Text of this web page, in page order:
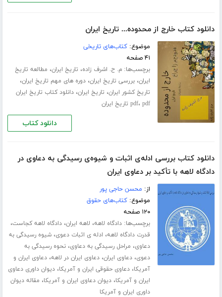
دانلود کتاب خارج از محدوده... تاریخ ایران
موضوع:کتاب‌های تاریخی
۴۱ صفحه
برچسب‌ها:م. ح. اشرف زاده، تاریخ ایران، مطالعه تاریخ
ایران،بررسی تاریخ ایران،دوره های مهم تاریخ ایران،
تاریخ کشور ایران، تاریخ ایران،دانلود کتاب تاریخ ایران
pdf، pdf تاریخ ایران
دانلود کتاب
دانلود کتاب بررسی ادله‌ی اثبات و شیوه‌ی رسیدگی به دعاوی در
دادگاه لاهه با تأکید بر دعاوی ایران
از: محسن حاجی پور
موضوع:کتاب‌های حقوق
۱۲۰ صفحه
برچسب‌ها:دادگاه لاهه، لاهه ایران،دادگاه لاهه کجاست،
قدرت دادگاه لاهه، ادله ی اثبات دعوی،شیوه رسیدگی به
دعاوی، مراحل رسیدگی به دعاوی،نحوه رسیدگی به
دعوی،دعاوی ایران،دعاوی ایران در لاهه،دعاوی ایران و
آمریکا،دعاوی حقوقی ایران و آمریکا،دیوان داوری دعاوی
ایران و آمریکا،دیوان دعاوی ایران و آمریکا، مقاله دیوان
داوری ایران و آمریکا